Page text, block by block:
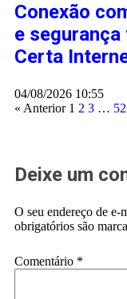
Conexão
e
Certa
04/08/2026 10:55
« Anterior 1 2 3 …
Deixe um
O seu endereço de e-
obrigatórios são
Comentário *